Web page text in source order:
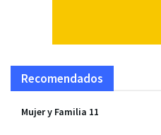
Recomendados
Mujer y Familia 11